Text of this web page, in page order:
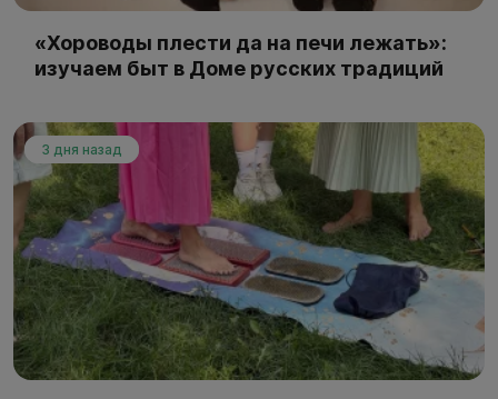
«Хороводы плести да на печи лежать»:
изучаем быт в Доме русских традиций
3 дня назад